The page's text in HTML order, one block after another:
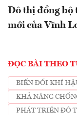
Đô thị đồng bộ
mới của Vĩnh
ĐỌC BÀI THEO
BIẾN ĐỔI KHÍ
KHẢ NĂNG
PHÁT TRIỂN ĐÔ